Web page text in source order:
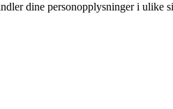
dine personopplysninger i ulike